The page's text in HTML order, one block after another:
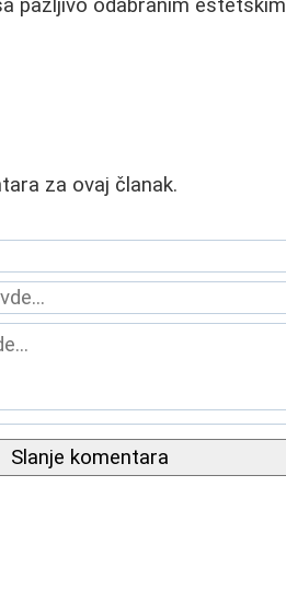
pažljivo odabranim estetskim
za ovaj članak.
Slanje komentara